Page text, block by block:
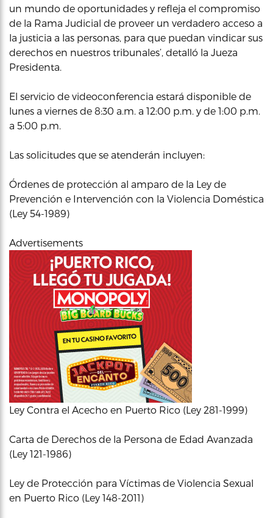
un mundo de oportunidades y refleja el compromiso
de la Rama Judicial de proveer un verdadero acceso a
la justicia a las personas, para que puedan vindicar sus
derechos en nuestros tribunales’, detalló la Jueza
Presidenta.
El servicio de videoconferencia estará disponible de
lunes a viernes de 8:30 a.m. a 12:00 p.m. y de 1:00 p.m.
a 5:00 p.m.
Las solicitudes que se atenderán incluyen:
Órdenes de protección al amparo de la Ley de
Prevención e Intervención con la Violencia Doméstica
(Ley 54-1989)
Advertisements
Ley Contra el Acecho en Puerto Rico (Ley 281-1999)
Carta de Derechos de la Persona de Edad Avanzada
(Ley 121-1986)
Ley de Protección para Víctimas de Violencia Sexual
en Puerto Rico (Ley 148-2011)